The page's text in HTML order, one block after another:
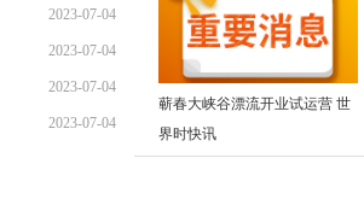
09:09:50
2023-07-04
08:54:54
2023-07-04
08:51:35
2023-07-04
08:16:53
2023-07-04
蕲春大峡谷漂流开业试运营 世
界时快讯